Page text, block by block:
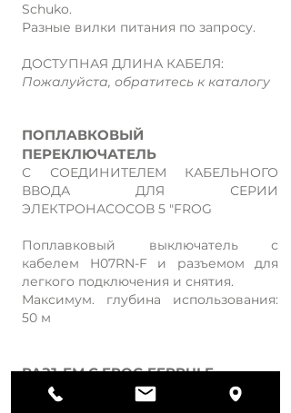
Schuko.
Разные вилки питания по запросу.
ДОСТУПНАЯ ДЛИНА КАБЕЛЯ:
Пожалуйста, обратитесь к каталогу
ПОПЛАВКОВЫЙ
ПЕРЕКЛЮЧАТЕЛЬ
С СОЕДИНИТЕЛЕМ КАБЕЛЬНОГО
ВВОДА ДЛЯ СЕРИИ
ЭЛЕКТРОНАСОСОВ 5 "FROG
Поплавковый выключатель с
кабелем H07RN-F и разъемом для
легкого подключения и снятия.
Максимум. глубина использования:
50 м
РАЗЪЕМ С FROG FERRULE
ДЛЯ СЕРИИ ЭЛЕКТРОНАСОСОВ 5